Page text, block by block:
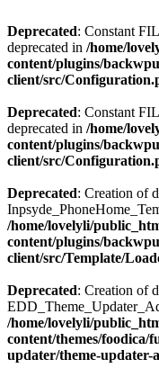
Deprecated: Constant
deprecated in /home/
content/plugins/
client/src/
Deprecated: Constant
deprecated in /home/
content/plugins/
client/src/
Deprecated: Creation of
/home/lovelyli/
content/plugins/
client/src/Template/
Deprecated: Creation of
/home/lovelyli/
content/themes/foodica/
updater/theme-updater-